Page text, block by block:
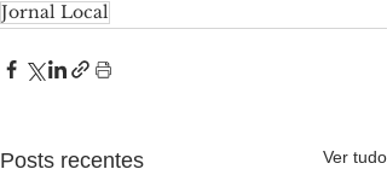
Jornal Local
Posts recentes Ver tudo